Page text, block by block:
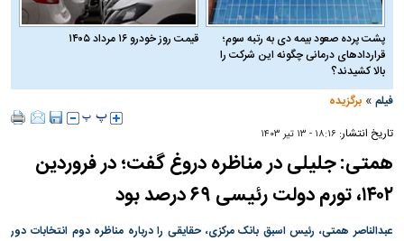
پشت پرده صعود بیمه دی به رتبه سوم؛
قراردادهای درمانی چگونه این شرکت را
بالا کشیدند؟
قیمت روز خودرو ۱۶ مرداد ۱۴۰۵
فیلم »برگزیده
تاریخ انتشار: ۱۸:۱۶ - ۱۳ تير ۱۴۰۳
همتی: جلیلی در مناظره دروغ گفت؛ در فروردین
۱۴۰۲، تورم دولت رئیسی ۶۹ درصد بود
عبدالناصر همتی، رئیس اسبق بانک مرکزی، حقایقی را درباره مناظره دوم انتخابات دور